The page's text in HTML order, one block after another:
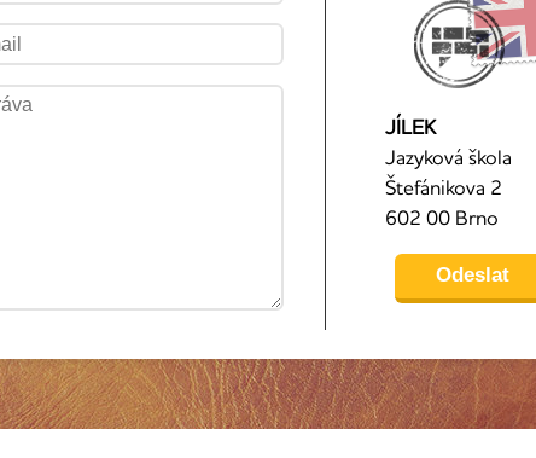
JÍLEK
Jazyková škola
Štefánikova 2
602 00 Brno